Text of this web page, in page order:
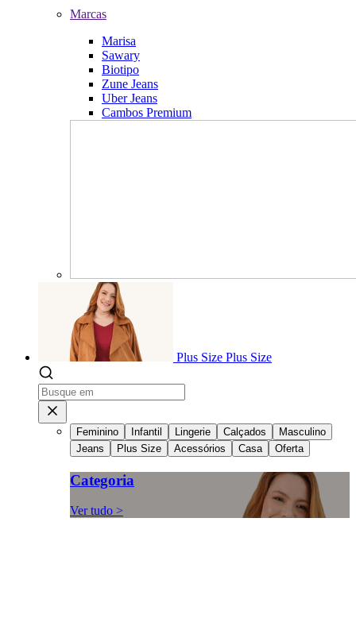
Marcas
Marisa
Sawary
Biotipo
Zune Jeans
Uber Jeans
Cambos Premium
Plus Size Plus Size
Feminino Infantil Lingerie Calçados
Masculino
Jeans
Plus Size Acessórios Casa Oferta
Categoria
Ver tudo >